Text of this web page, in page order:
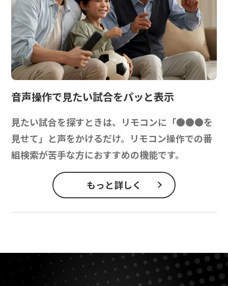
音声操作で見たい試合をパッと表示
見たい試合を探すときは、リモコンに「●●●を
見せて」と声をかけるだけ。リモコン操作での番
組検索が苦手な方におすすめの機能です。
もっと詳しく